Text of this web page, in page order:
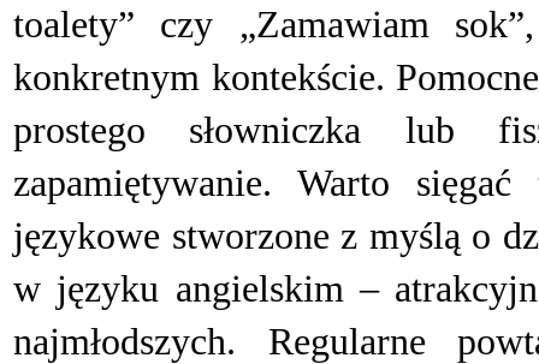
toalety” czy „Zamawiam
konkretnym kontekście.
prostego słowniczka lub
zapamiętywanie. Warto
językowe stworzone z myślą o
w języku angielskim –
najmłodszych. Regularne